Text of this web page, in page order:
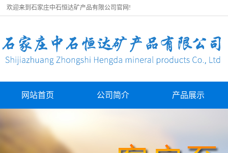
欢迎来到石家庄中石恒达矿产品有限公司官网!
网站首页 公司简介 产品展示